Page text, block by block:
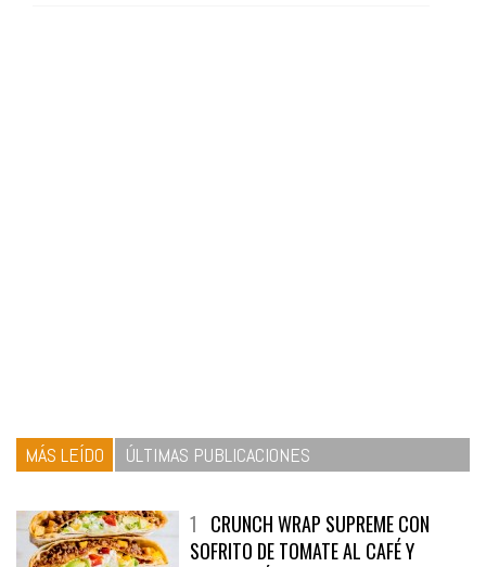
MÁS LEÍDO ÚLTIMAS PUBLICACIONES
1 CRUNCH WRAP SUPREME CON
SOFRITO DE TOMATE AL CAFÉ Y